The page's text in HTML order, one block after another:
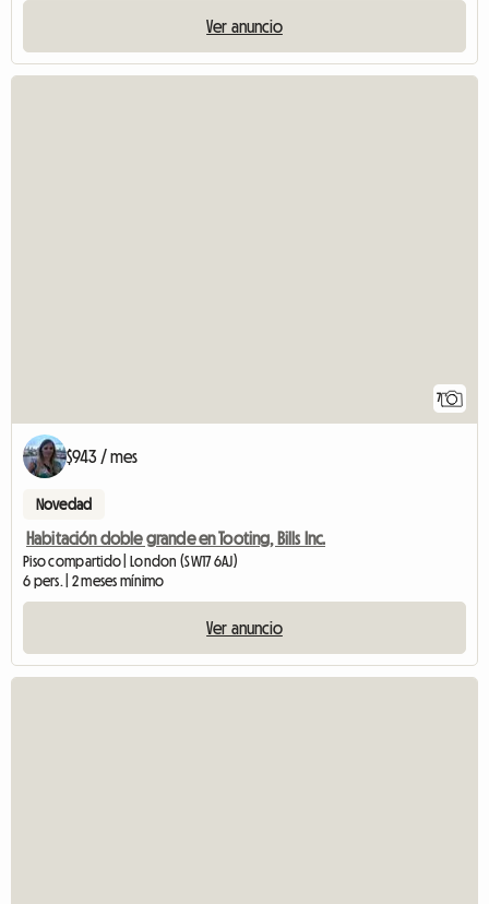
Ver anuncio
7
$943 / mes
Novedad
Habitación doble grande en Tooting, Bills Inc.
Piso compartido | London (SW17 6AJ)
6 pers. | 2 meses mínimo
Ver anuncio